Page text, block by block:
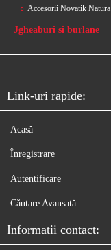
Accesorii Novatik Natura
Jgheaburi si burlane
Link-uri rapide:
Acasă
Înregistrare
Autentificare
Căutare Avansată
Informatii contact: